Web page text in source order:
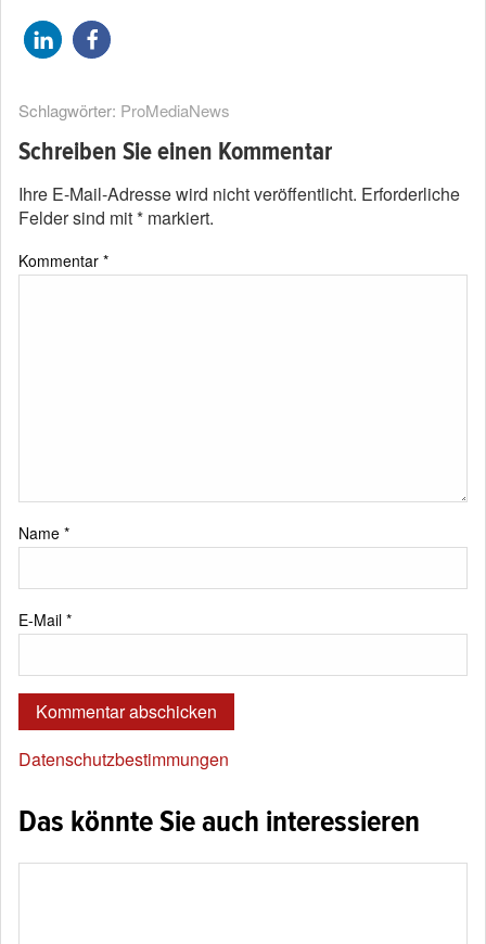
Schlagwörter: ProMediaNews
Schreiben Sie einen Kommentar
Ihre E-Mail-Adresse wird nicht veröffentlicht. Erforderliche
Felder sind mit* markiert.
Kommentar *
Name *
E-Mail *
Datenschutzbestimmungen
Das könnte Sie auch interessieren